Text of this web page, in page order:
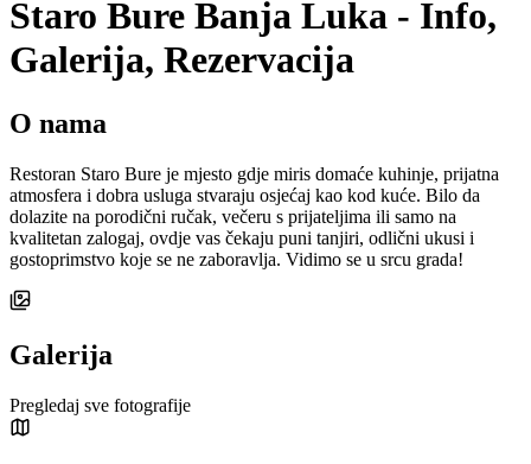
Staro Bure Banja Luka - Info,
Galerija, Rezervacija
O nama
Restoran Staro Bure je mjesto gdje miris domaće kuhinje, prijatna
atmosfera i dobra usluga stvaraju osjećaj kao kod kuće. Bilo da
dolazite na porodični ručak, večeru s prijateljima ili samo na
kvalitetan zalogaj, ovdje vas čekaju puni tanjiri, odlični ukusi i
gostoprimstvo koje se ne zaboravlja. Vidimo se u srcu grada!
Galerija
Pregledaj sve fotografije